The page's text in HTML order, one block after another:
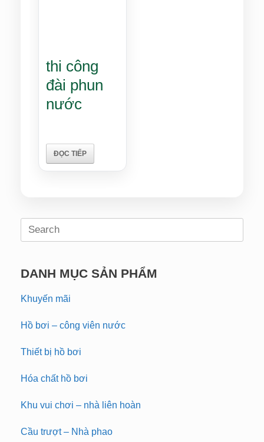
thi công
đài phun
nước
ĐỌC TIẾP
Search
DANH MỤC SẢN PHẨM
Khuyến mãi
Hồ bơi – công viên nước
Thiết bị hồ bơi
Hóa chất hồ bơi
Khu vui chơi – nhà liên hoàn
Cầu trượt – Nhà phao